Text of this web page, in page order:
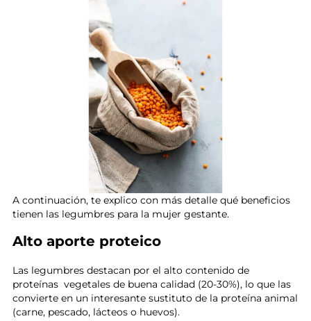
A continuación, te explico con más detalle qué beneficios
tienen las legumbres para la mujer gestante.
Alto aporte proteico
Las legumbres destacan por el alto contenido de
proteínas vegetales de buena calidad (20-30%), lo que las
convierte en un interesante sustituto de la proteína animal
(carne, pescado, lácteos o huevos).